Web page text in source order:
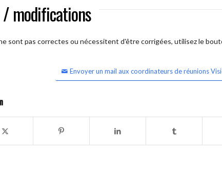
modifications
sont pas correctes ou nécessitent d'être corrigées, utilisez le
Envoyer un mail aux coordinateurs de réunions